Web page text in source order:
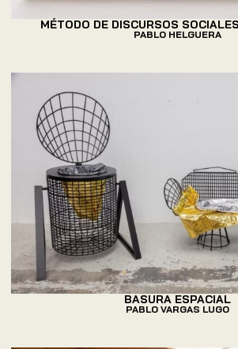
MÉTODO DE DISCURSOS
PABLO HELGUERA
BASURA ESPACIAL
PABLO VARGAS LUGO